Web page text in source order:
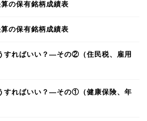
の保有銘柄成績表
の保有銘柄成績表
すればいい？—その②（住民税、雇用
すればいい？—その①（健康保険、年